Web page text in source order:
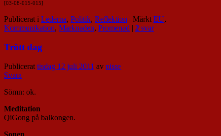
[03-08-015-015]
Publicerat i Lederna, Politik, Reflektion | Märkt EU,
Kommunikation, Marknaden, Promenad | 2 svar
Trött dag
Publicerat tisdag 12 juli 2011 av nisse
Svara
Sömn: ok.
Meditation
QiGong på balkongen.
Sonen